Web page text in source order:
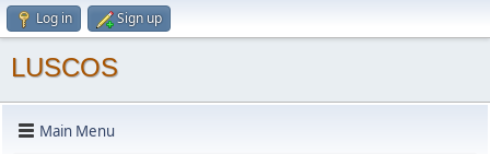
Log in Sign up
LUSCOS
Main Menu